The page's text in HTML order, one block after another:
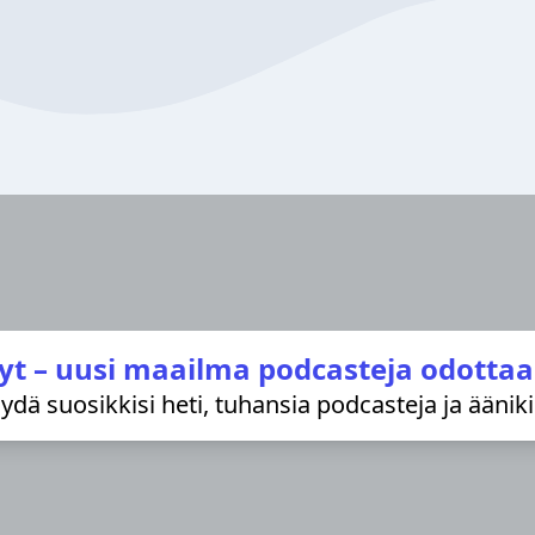
– uusi maailma podcasteja
suosikkisi heti, tuhansia podcasteja ja